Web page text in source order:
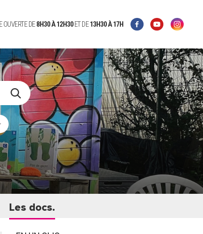
OUVERTE DE8H30 À 12H30ET DE13H30 À 17H
Les docs.